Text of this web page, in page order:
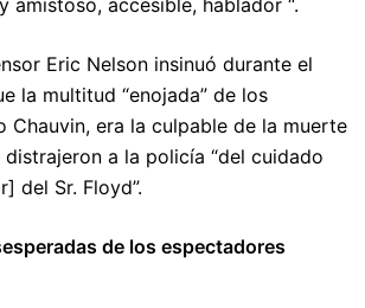
amistoso, accesible, hablador “.
Eric Nelson insinuó durante el
la multitud “enojada” de los
Chauvin, era la culpable de la muerte
a la policía “del cuidado
del Sr. Floyd”.
de los espectadores